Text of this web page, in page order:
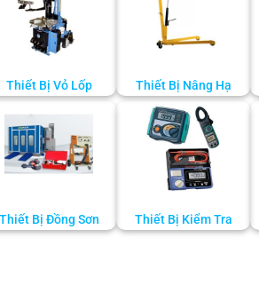
Thiết Bị Vỏ Lốp Thiết Bị Nâng Hạ
Thiết Bị Đồng Sơn Thiết Bị Kiểm Tra